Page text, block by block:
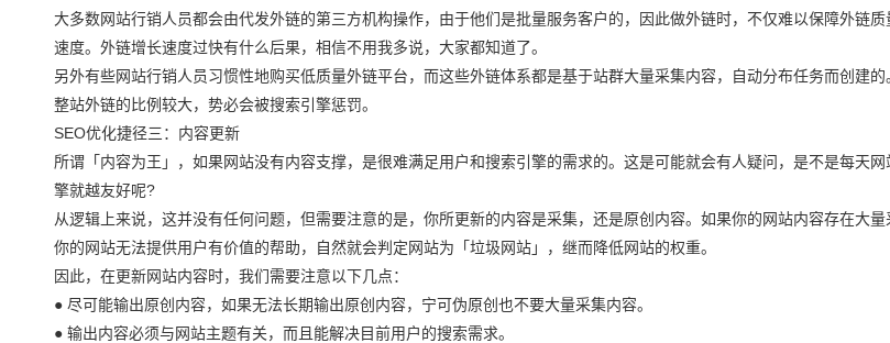
大多数网站行销人员都会由代发外链的第三方机构操作，由于他们是批量服务客户的，因此做外链时，不仅难以保障外链
速度。外链增长速度过快有什么后果，相信不用我多说，大家都知道了。
另外有些网站行销人员习惯性地购买低质量外链平台，而这些外链体系都是基于站群大量采集内容，自动分布任务而创建
整站外链的比例较大，势必会被搜索引擎惩罚。
SEO优化捷径三：内容更新
所谓「内容为王」，如果网站没有内容支撑，是很难满足用户和搜索引擎的需求的。这是可能就会有人疑问，是不是每天网
擎就越友好呢?
从逻辑上来说，这并没有任何问题，但需要注意的是，你所更新的内容是采集，还是原创内容。如果你的网站内容存在大
你的网站无法提供用户有价值的帮助，自然就会判定网站为「垃圾网站」，继而降低网站的权重。
因此，在更新网站内容时，我们需要注意以下几点：
● 尽可能输出原创内容，如果无法长期输出原创内容，宁可伪原创也不要大量采集内容。
● 输出内容必须与网站主题有关，而且能解决目前用户的搜索需求。